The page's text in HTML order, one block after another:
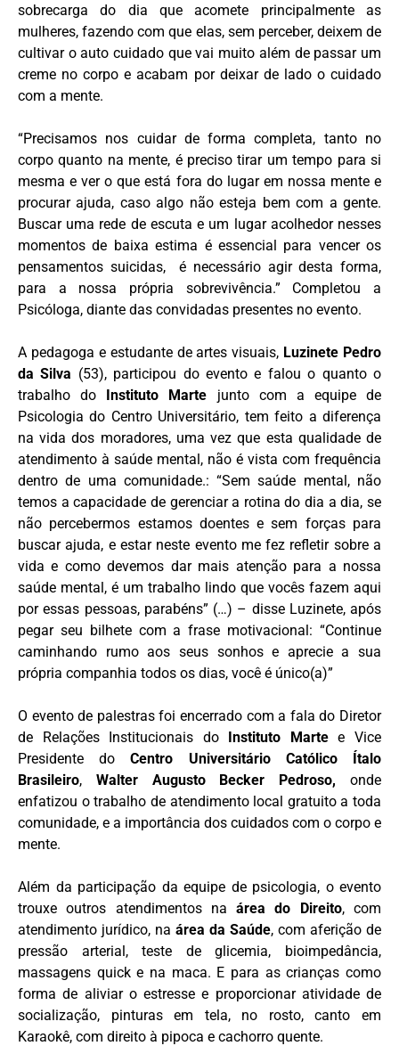
sobrecarga do dia que acomete principalmente as
mulheres, fazendo com que elas, sem perceber, deixem de
cultivar o auto cuidado que vai muito além de passar um
creme no corpo e acabam por deixar de lado o cuidado
com a mente.
“Precisamos nos cuidar de forma completa, tanto no
corpo quanto na mente, é preciso tirar um tempo para si
mesma e ver o que está fora do lugar em nossa mente e
procurar ajuda, caso algo não esteja bem com a gente.
Buscar uma rede de escuta e um lugar acolhedor nesses
momentos de baixa estima é essencial para vencer os
pensamentos suicidas, é necessário agir desta forma,
para a nossa própria sobrevivência.” Completou a
Psicóloga, diante das convidadas presentes no evento.
A pedagoga e estudante de artes visuais, Luzinete Pedro
da Silva (53), participou do evento e falou o quanto o
trabalho do Instituto Marte junto com a equipe de
Psicologia do Centro Universitário, tem feito a diferença
na vida dos moradores, uma vez que esta qualidade de
atendimento à saúde mental, não é vista com frequência
dentro de uma comunidade.: “Sem saúde mental, não
temos a capacidade de gerenciar a rotina do dia a dia, se
não percebermos estamos doentes e sem forças para
buscar ajuda, e estar neste evento me fez refletir sobre a
vida e como devemos dar mais atenção para a nossa
saúde mental, é um trabalho lindo que vocês fazem aqui
por essas pessoas, parabéns” (…) – disse Luzinete, após
pegar seu bilhete com a frase motivacional: “Continue
caminhando rumo aos seus sonhos e aprecie a sua
própria companhia todos os dias, você é único(a)”
O evento de palestras foi encerrado com a fala do Diretor
de Relações Institucionais do Instituto Martee Vice
Presidente doCentro Universitário Católico Ítalo
Brasileiro, Walter Augusto Becker Pedroso, onde
enfatizou o trabalho de atendimento local gratuito a toda
comunidade, e a importância dos cuidados com o corpo e
mente.
Além da participação da equipe de psicologia, o evento
trouxe outros atendimentos naárea do Direito, com
atendimento jurídico, na área da Saúde, com aferição de
pressão arterial, teste de glicemia, bioimpedância,
massagens quick e na maca. E para as crianças como
forma de aliviar o estresse e proporcionar atividade de
socialização, pinturas em tela, no rosto, canto em
Karaokê, com direito à pipoca e cachorro quente.